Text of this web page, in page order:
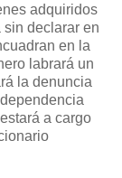
adquiridos
declarar en
en la
labrará un
la denuncia
a cargo